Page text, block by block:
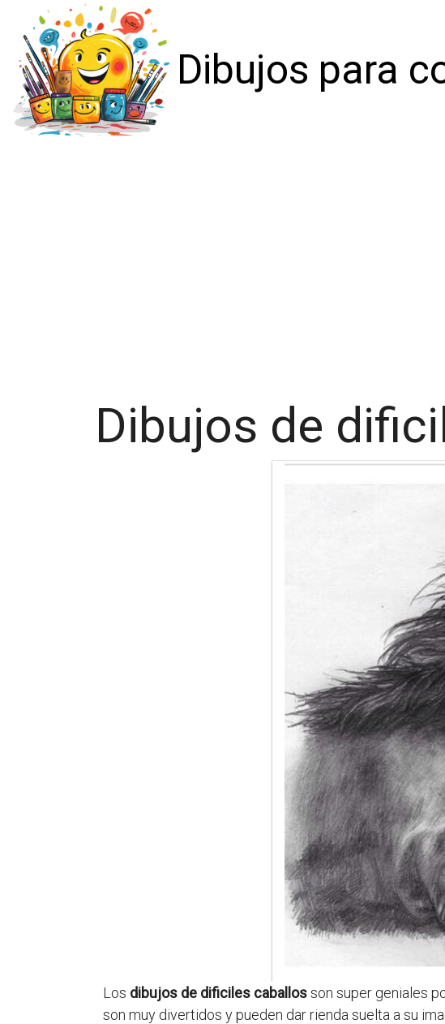
Dibujos para
Dibujos de
Los dibujos de dificiles caballosson super geniales
son muy divertidos y pueden dar rienda suelta a su